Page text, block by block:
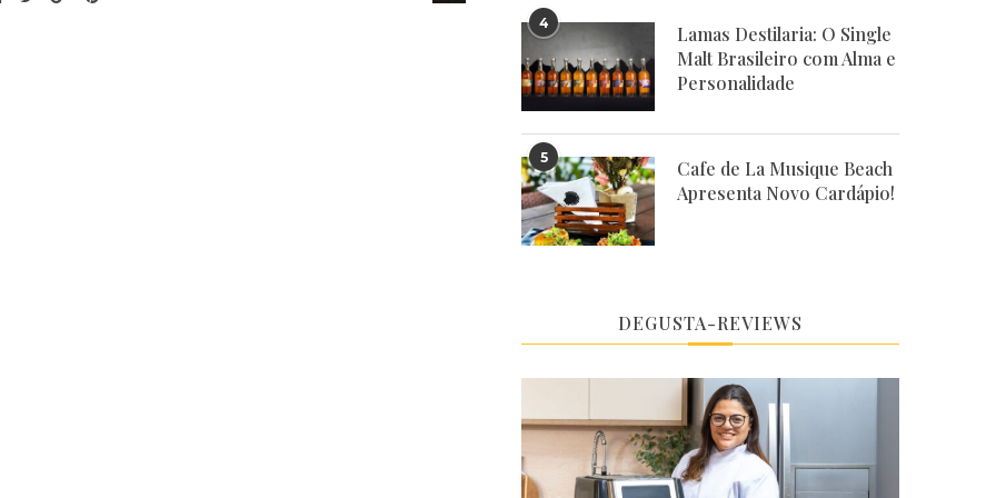
4
Lamas Destilaria: O Single
Malt Brasileiro com Alma e
Personalidade
5
Cafe de La Musique Beach
Apresenta Novo Cardápio!
DEGUSTA-REVIEWS